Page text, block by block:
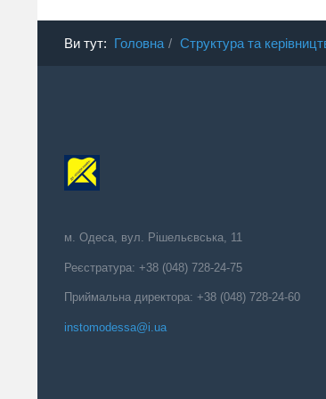
Ви тут: Головна Структура та
м. Одеса, вул. Рішельєвська, 11
Реєстратура: +38 (048) 728-24-75
Приймальна директора: +38 (048) 728-24-60
instomodessa@i.ua